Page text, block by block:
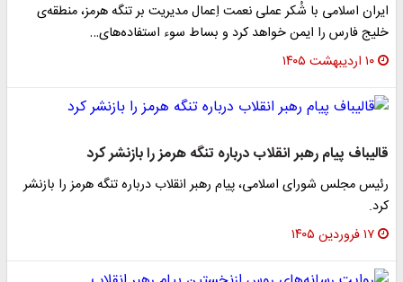
ایران اسلامی با شُکر عملی نعمت اِعمال مدیریت بر تنگه هرمز، منطقه‌ی
خلیج فارس را ایمن خواهد کرد و بساط سوء استفاده‌های…
۱۰ اردیبهشت ۱۴۰۵
قالیباف پیام رهبر انقلاب درباره تنگه هرمز را بازنشر کرد
رئیس مجلس شورای اسلامی، پیام رهبر انقلاب درباره تنگه هرمز را بازنشر
کرد.
۱۷ فروردین ۱۴۰۵